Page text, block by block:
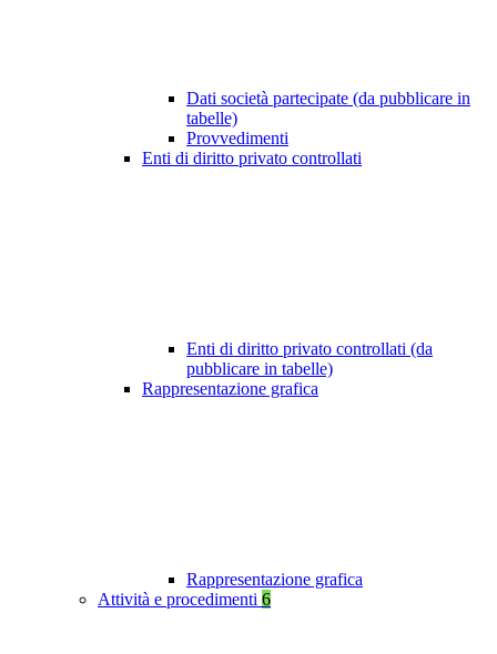
Dati società partecipate (da pubblicare in
tabelle)
Provvedimenti
Enti di diritto privato controllati
Enti di diritto privato controllati (da
pubblicare in tabelle)
Rappresentazione grafica
Rappresentazione grafica
Attività e procedimenti 6